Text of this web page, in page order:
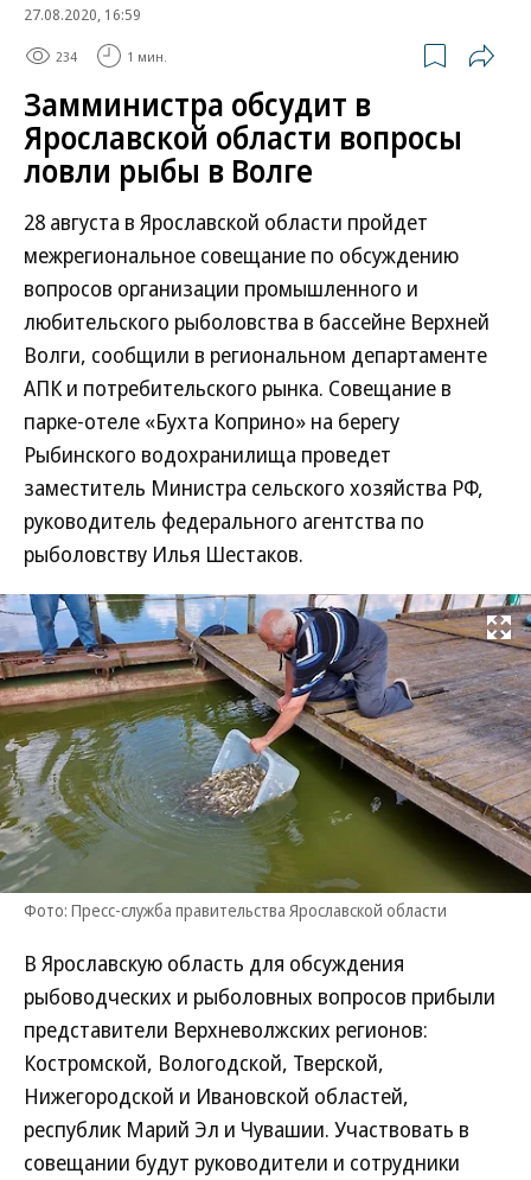
27.08.2020, 16:59
234 1 мин.
Замминистра обсудит в
Ярославской области вопросы
ловли рыбы в Волге
28 августа в Ярославской области пройдет
межрегиональное совещание по обсуждению
вопросов организации промышленного и
любительского рыболовства в бассейне Верхней
Волги, сообщили в региональном департаменте
АПК и потребительского рынка. Совещание в
парке-отеле «Бухта Коприно» на берегу
Рыбинского водохранилища проведет
заместитель Министра сельского хозяйства РФ,
руководитель федерального агентства по
рыболовству Илья Шестаков.
Развернуть
Фото: Пресс-служба правительства Ярославской области
В Ярославскую область для обсуждения
рыбоводческих и рыболовных вопросов прибыли
представители Верхневолжских регионов:
Костромской, Вологодской, Тверской,
Нижегородской и Ивановской областей,
республик Марий Эл и Чувашии. Участвовать в
совещании будут руководители и сотрудники